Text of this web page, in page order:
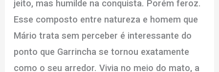
jeito, mas humilde na conquista. Porém feroz.
Esse composto entre natureza e homem que
Mário trata sem perceber é interessante do
ponto que Garrincha se tornou exatamente
como o seu arredor. Vivia no meio do mato, a